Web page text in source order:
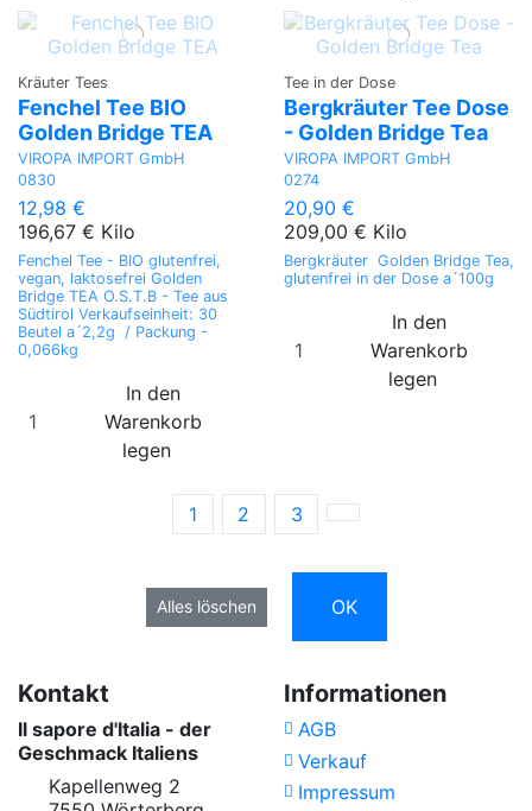
Kräuter Tees
Fenchel Tee BIO
Golden Bridge TEA
VIROPA IMPORT GmbH
0830
12,98 €
196,67 € Kilo
Fenchel Tee - BIO glutenfrei,
vegan, laktosefrei Golden
Bridge TEA O.S.T.B - Tee aus
Südtirol Verkaufseinheit: 30
Beutel a´2,2g / Packung -
0,066kg
In den
Warenkorb
legen
Tee in der Dose
Bergkräuter Tee Dose
- Golden Bridge Tea
VIROPA IMPORT GmbH
0274
20,90 €
209,00 € Kilo
Bergkräuter Golden Bridge Tea,
glutenfrei in der Dose a´100g
In den
Warenkorb
legen
1 2 3
Alles löschen OK
Kontakt
Il sapore d'Italia - der
Geschmack Italiens
Kapellenweg 2
Informationen
AGB
Verkauf
Impressum